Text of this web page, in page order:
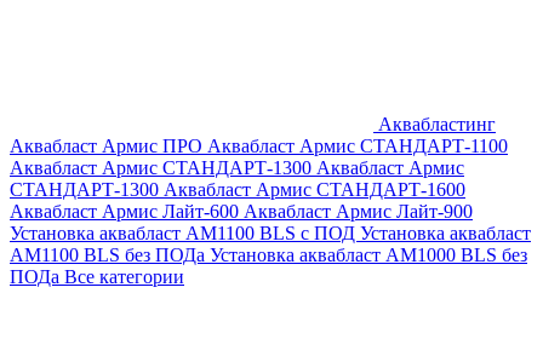
Аквабластинг
Аквабласт Армис ПРО Аквабласт Армис СТАНДАРТ-1100
Аквабласт Армис СТАНДАРТ-1300 Аквабласт Армис
СТАНДАРТ-1300 Аквабласт Армис СТАНДАРТ-1600
Аквабласт Армис Лайт-600 Аквабласт Армис Лайт-900
Установка аквабласт AM1100 BLS с ПОД Установка аквабласт
AM1100 BLS без ПОДа Установка аквабласт AM1000 BLS без
ПОДа Все категории